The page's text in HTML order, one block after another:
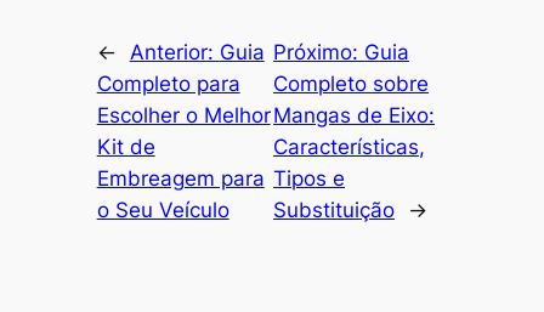
← Anterior: Guia
Completo para
Escolher o Melhor
Kit de
Embreagem para
o Seu Veículo
Próximo: Guia
Completo sobre
Mangas de Eixo:
Características,
Tipos e
Substituição
→